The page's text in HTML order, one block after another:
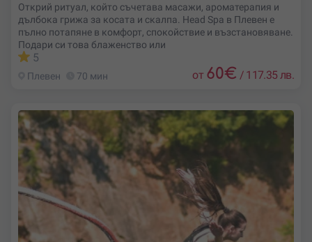
Открий ритуал, който съчетава масажи, ароматерапия и
дълбока грижа за косата и скалпа. Head Spa в Плевен е
пълно потапяне в комфорт, спокойствие и възстановяване.
Подари си това блаженство или
5
Плевен 70 мин от 60€ / 117.35 лв.